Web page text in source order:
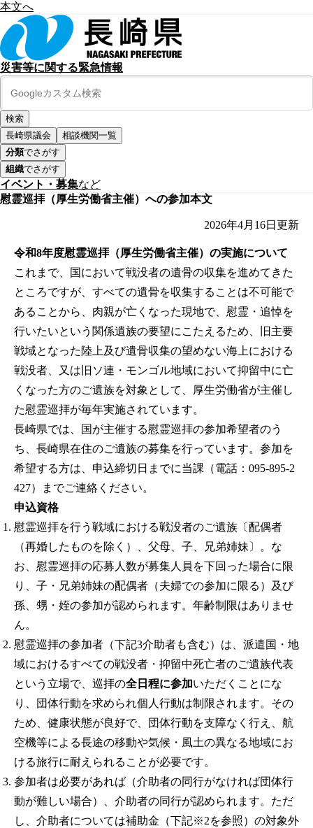
本文へ
災害等に関する緊急情報
長崎県議会
相談機関一覧
分類でさがす
組織でさがす
イベント・募集など
慰霊巡拝（厚生労働省主催）への参加本文
2026年4月16日 更新
令和8年度慰霊巡拝（厚生労働省主催）の実施について
これまで、国において戦没者の遺骨の収集を進めてきた
ところですが、すべての遺骨を収集することは不可能で
あることから、肉親が亡くなった現地で、慰霊・追悼を
行いたいという関係遺族の要望にこたえるため、旧主要
戦域となった陸上及び遺骨収集の望めない海上における
戦没者、又は旧ソ連・モンゴル地域において抑留中に亡
くなった方のご遺族を対象として、厚生労働省が主催し
た慰霊巡拝が毎年実施されています。
長崎県では、国が主催する慰霊巡拝の参加希望者のう
ち、長崎県在住のご遺族の募集を行っています。参加を
希望する方は、申込締切日までに当課（電話：095-895-2
427）までご連絡ください。
申込資格
慰霊巡拝を行う戦域における戦没者のご遺族〔配偶者
（再婚したものを除く）、父母、子、兄弟姉妹〕。な
お、慰霊巡拝の応募人数が募集人員を下回った場合に限
り、子・兄弟姉妹の配偶者（夫婦での参加に限る）及び
孫、甥・姪の参加が認められます。年齢制限はありませ
ん。
慰霊巡拝の参加者（下記3介助者も含む）は、派遣国・地
域におけるすべての戦没者・抑留中死亡者のご遺族代表
という立場で、巡拝の全日程に参加いただくことにな
り、団体行動を求められ個人行動は制限されます。その
ため、健康状態が良好で、団体行動を支障なく行え、航
空機等による長途の移動や気候・風土の異なる地域にお
ける旅行に耐えられることが必要です。
参加者は必要があれば（介助者の同行がなければ団体行
動が難しい場合）、介助者の同行が認められます。ただ
し、介助者については補助金（下記※2を参照）の対象外